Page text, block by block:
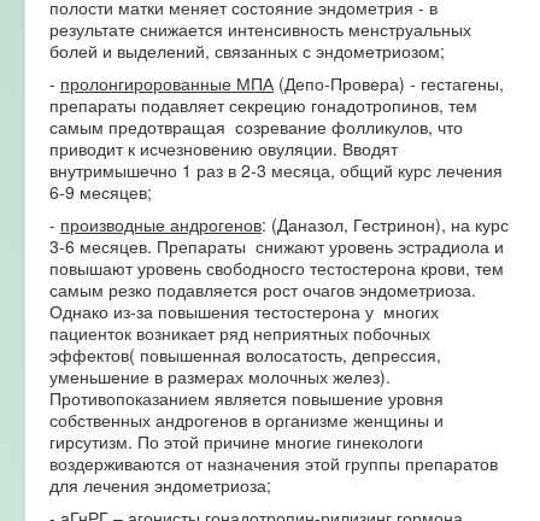
полости матки меняет состояние эндометрия - в
результате снижается интенсивность менструальных
болей и выделений, связанных с эндометриозом;
- пролонгиророванные МПА (Депо-Провера) - гестагены,
препараты подавляет секрецию гонадотропинов, тем
самым предотвращая созревание фолликулов, что
приводит к исчезновению овуляции. Вводят
внутримышечно 1 раз в 2-3 месяца, общий курс лечения
6-9 месяцев;
- производные андрогенов: (Даназол, Гестринон), на курс
3-6 месяцев. Препараты снижают уровень эстрадиола и
повышают уровень свободносго тестостерона крови, тем
самым резко подавляется рост очагов эндометриоза.
Однако из-за повышения тестостерона у многих
пациенток возникает ряд неприятных побочных
эффектов( повышенная волосатость, депрессия,
уменьшение в размерах молочных желез).
Противопоказанием является повышение уровня
собственных андрогенов в организме женщины и
гирсутизм. По этой причине многие гинекологи
воздерживаются от назначения этой группы препаратов
для лечения эндометриоза;